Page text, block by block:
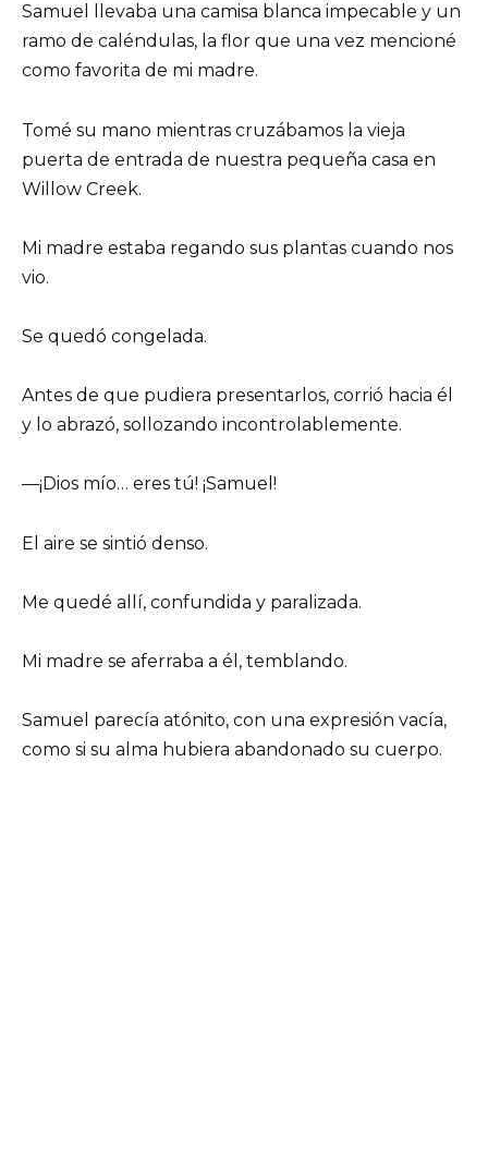
Samuel llevaba una camisa blanca impecable y un
ramo de caléndulas, la flor que una vez mencioné
como favorita de mi madre.
Tomé su mano mientras cruzábamos la vieja
puerta de entrada de nuestra pequeña casa en
Willow Creek.
Mi madre estaba regando sus plantas cuando nos
vio.
Se quedó congelada.
Antes de que pudiera presentarlos, corrió hacia él
y lo abrazó, sollozando incontrolablemente.
—¡Dios mío… eres tú! ¡Samuel!
El aire se sintió denso.
Me quedé allí, confundida y paralizada.
Mi madre se aferraba a él, temblando.
Samuel parecía atónito, con una expresión vacía,
como si su alma hubiera abandonado su cuerpo.